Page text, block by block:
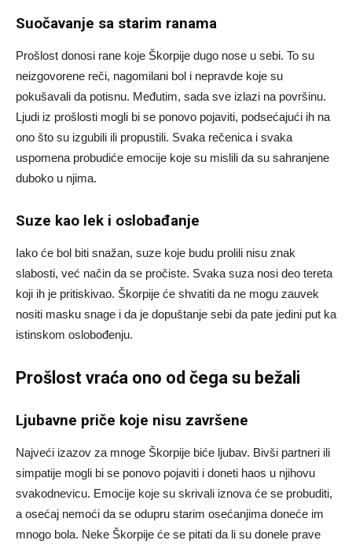
Suočavanje sa starim ranama
Prošlost donosi rane koje Škorpije dugo nose u sebi. To su
neizgovorene reči, nagomilani bol i nepravde koje su
pokušavali da potisnu. Međutim, sada sve izlazi na površinu.
Ljudi iz prošlosti mogli bi se ponovo pojaviti, podsećajući ih na
ono što su izgubili ili propustili. Svaka rečenica i svaka
uspomena probudiće emocije koje su mislili da su sahranjene
duboko u njima.
Suze kao lek i oslobađanje
Iako će bol biti snažan, suze koje budu prolili nisu znak
slabosti, već način da se pročiste. Svaka suza nosi deo tereta
koji ih je pritiskivao. Škorpije će shvatiti da ne mogu zauvek
nositi masku snage i da je dopuštanje sebi da pate jedini put ka
istinskom oslobođenju.
Prošlost vraća ono od čega su bežali
Ljubavne priče koje nisu završene
Najveći izazov za mnoge Škorpije biće ljubav. Bivši partneri ili
simpatije mogli bi se ponovo pojaviti i doneti haos u njihovu
svakodnevicu. Emocije koje su skrivali iznova će se probuditi,
a osećaj nemoći da se odupru starim osećanjima doneće im
mnogo bola. Neke Škorpije će se pitati da li su donele prave